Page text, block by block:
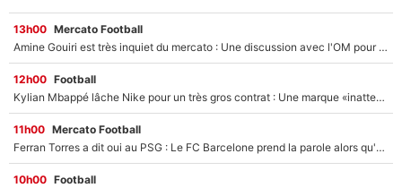
13h00 Mercato Football
Amine Gouiri est très inquiet du mercato : Une discussion avec l'OM pour acter son transfert !
12h00 Football
Kylian Mbappé lâche Nike pour un très gros contrat : Une marque «inattendue» va frapper très fort
11h00 Mercato Football
Ferran Torres a dit oui au PSG : Le FC Barcelone prend la parole alors qu'un transfert de l'attaquant espagnol prend forme
10h00 Football